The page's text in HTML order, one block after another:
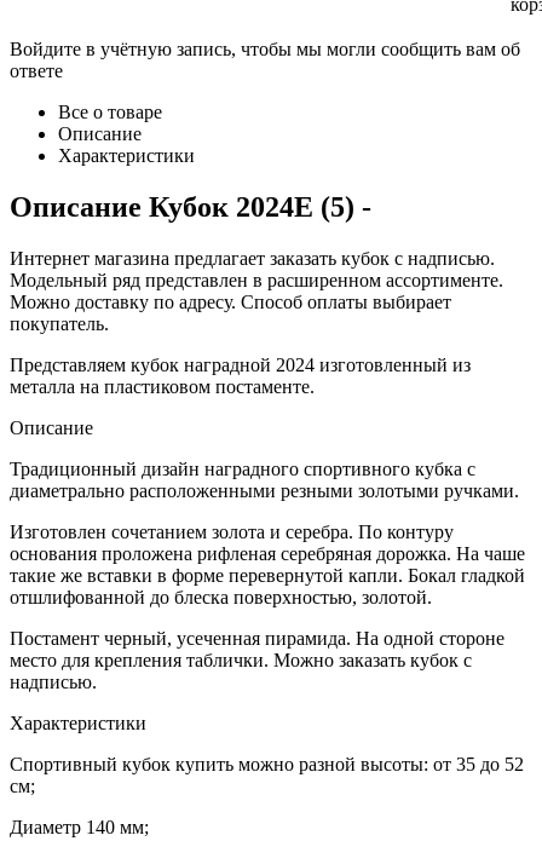
Войдите в учётную запись, чтобы мы могли сообщить вам об
ответе
Все о товаре
Описание
Характеристики
Описание Кубок 2024E (5) -
Интернет магазина предлагает заказать кубок с надписью.
Модельный ряд представлен в расширенном ассортименте.
Можно доставку по адресу. Способ оплаты выбирает
покупатель.
Представляем кубок наградной 2024 изготовленный из
металла на пластиковом постаменте.
Описание
Традиционный дизайн наградного спортивного кубка с
диаметрально расположенными резными золотыми ручками.
Изготовлен сочетанием золота и серебра. По контуру
основания проложена рифленая серебряная дорожка. На чаше
такие же вставки в форме перевернутой капли. Бокал гладкой
отшлифованной до блеска поверхностью, золотой.
Постамент черный, усеченная пирамида. На одной стороне
место для крепления таблички. Можно заказать кубок с
надписью.
Характеристики
Спортивный кубок купить можно разной высоты: от 35 до 52
см;
Диаметр 140 мм;